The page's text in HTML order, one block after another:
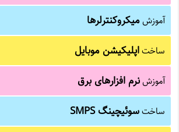
آموزشمیکروکنترلرها
ساختاپلیکیشن موبایل
آموزشنرم افزارهای برق
ساختسوئیچینگ SMPS